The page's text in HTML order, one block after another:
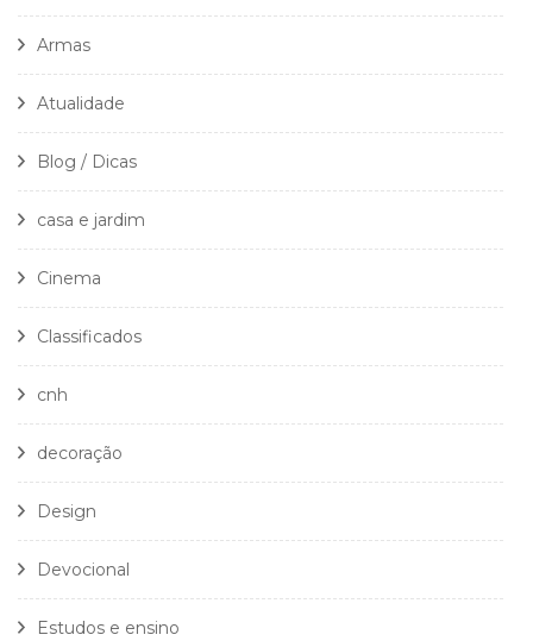
Armas
Atualidade
Blog / Dicas
casa e jardim
Cinema
Classificados
cnh
decoração
Design
Devocional
Estudos e ensino